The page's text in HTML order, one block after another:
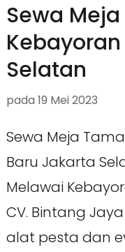
Sewa
Selatan
pada 19 Mei 2023
Sewa Meja
Baru Jakarta
Melawai
CV. Bintang
alat pesta dan